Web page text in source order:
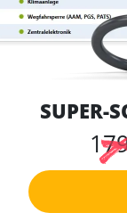
SUPER-